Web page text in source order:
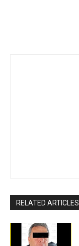
RELATED ARTICLES